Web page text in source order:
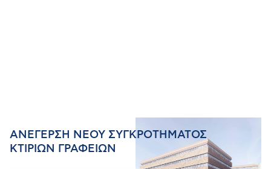
ΑΝΕΓΕΡΣΗ ΝΕΟΥ ΣΥΓΚΡΟΤΗΜΑΤΟΣ
ΚΤΙΡΙΩΝ ΓΡΑΦΕΙΩΝ